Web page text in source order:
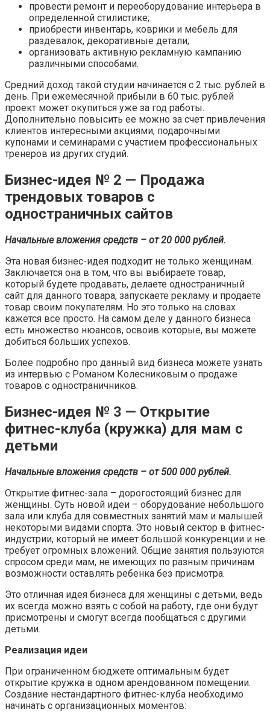
провести ремонт и переоборудование интерьера в
определенной стилистике;
приобрести инвентарь, коврики и мебель для
раздевалок, декоративные детали;
организовать активную рекламную кампанию
различными способами.
Средний доход такой студии начинается с 2 тыс. рублей в
день. При ежемесячной прибыли в 60 тыс. рублей
проект может окупиться уже за год работы.
Дополнительно повысить ее можно за счет привлечения
клиентов интересными акциями, подарочными
купонами и семинарами с участием профессиональных
тренеров из других студий.
Бизнес-идея № 2 — Продажа
трендовых товаров с
одностраничных сайтов
Начальные вложения средств – от 20 000 рублей.
Эта новая бизнес-идея подходит не только женщинам.
Заключается она в том, что вы выбираете товар,
который будете продавать, делаете одностраничный
сайт для данного товара, запускаете рекламу и продаете
товар своим покупателям. Но это только на словах
кажется все просто. На самом деле у данного бизнеса
есть множество нюансов, освоив которые, вы можете
добиться больших успехов.
Более подробно про данный вид бизнеса можете узнать
из интервью с Романом Колесниковым о продаже
товаров с одностраничников.
Бизнес-идея № 3 — Открытие
фитнес-клуба (кружка) для мам с
детьми
Начальные вложения средств – от 500 000 рублей.
Открытие фитнес-зала – дорогостоящий бизнес для
женщины. Суть новой идеи – оборудование небольшого
зала или клуба для совместных занятий мам и малышей
некоторыми видами спорта. Это новый сектор в фитнес-
индустрии, который не имеет большой конкуренции и не
требует огромных вложений. Общие занятия пользуются
спросом среди мам, не имеющих по разным причинам
возможности оставлять ребенка без присмотра.
Это отличная идея бизнеса для женщины с детьми, ведь
их всегда можно взять с собой на работу, где они будут
присмотрены и смогут всегда пообщаться с другими
детьми.
Реализация идеи
При ограниченном бюджете оптимальным будет
открытие кружка в одном арендованном помещении.
Создание нестандартного фитнес-клуба необходимо
начинать с организационных моментов: